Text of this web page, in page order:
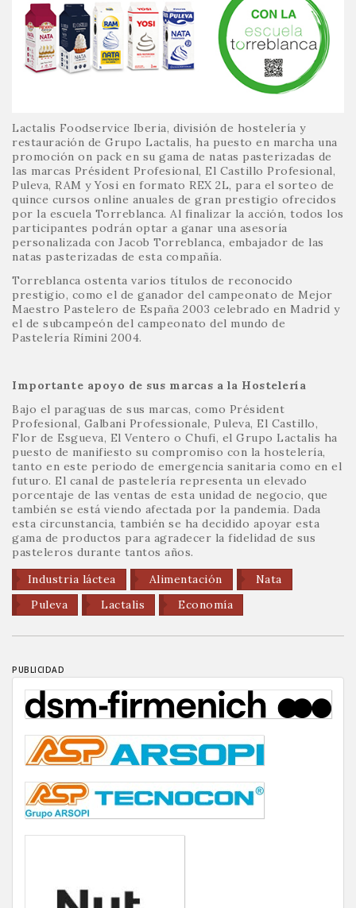
Lactalis Foodservice Iberia, división de hostelería y
restauración de Grupo Lactalis, ha puesto en marcha una
promoción on pack en su gama de natas pasterizadas de
las marcas Président Profesional, El Castillo Profesional,
Puleva, RAM y Yosi en formato REX 2L, para el sorteo de
quince cursos online anuales de gran prestigio ofrecidos
por la escuela Torreblanca. Al finalizar la acción, todos los
participantes podrán optar a ganar una asesoría
personalizada con Jacob Torreblanca, embajador de las
natas pasterizadas de esta compañía.
Torreblanca ostenta varios títulos de reconocido
prestigio, como el de ganador del campeonato de Mejor
Maestro Pastelero de España 2003 celebrado en Madrid y
el de subcampeón del campeonato del mundo de
Pastelería Rímini 2004.
Importante apoyo de sus marcas a la Hostelería
Bajo el paraguas de sus marcas, como Président
Profesional, Galbani Professionale, Puleva, El Castillo,
Flor de Esgueva, El Ventero o Chufi, el Grupo Lactalis ha
puesto de manifiesto su compromiso con la hostelería,
tanto en este periodo de emergencia sanitaria como en el
futuro. El canal de pastelería representa un elevado
porcentaje de las ventas de esta unidad de negocio, que
también se está viendo afectada por la pandemia. Dada
esta circunstancia, también se ha decidido apoyar esta
gama de productos para agradecer la fidelidad de sus
pasteleros durante tantos años.
Industria láctea
Alimentación
Nata
Puleva
Lactalis Economía
PUBLICIDAD